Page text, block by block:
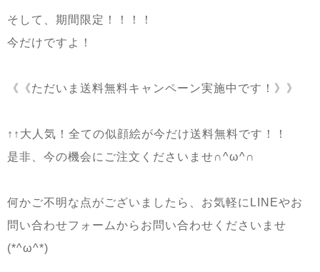
そして、期間限定！！！！
今だけですよ！
《《ただいま送料無料キャンペーン実施中です！》》
↑↑大人気！全ての似顔絵が今だけ送料無料です！！
是非、今の機会にご注文くださいませ∩^ω^∩
何かご不明な点がございましたら、お気軽にLINEやお
問い合わせフォームからお問い合わせくださいませ
(*^ω^*)